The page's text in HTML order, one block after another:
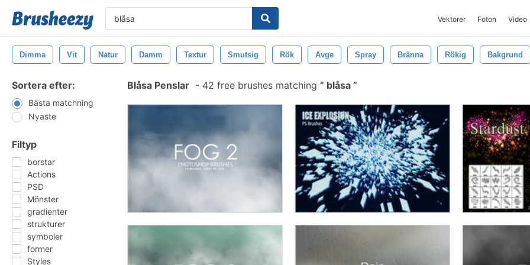
Vektorer Foton Video
Dimma Vit Natur Damm Textur Smutsig Rök Avge Spray Bränna Rökig Bakgrund
Sortera efter:
Bästa matchning
Nyaste
Filtyp
borstar
Actions
PSD
Mönster
gradienter
strukturer
symboler
former
Styles
Blåsa Penslar - 42 free brushes matching blåsa